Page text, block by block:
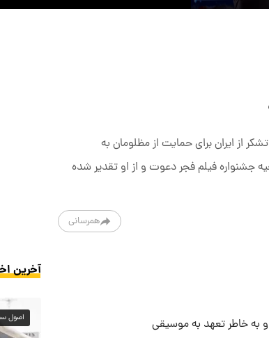
از ایران برای حمایت از مظلومان به
جشنواره فیلم فجر دعوت و از او تقدیر شده
همرسانی
از او به خاطر تعهد به موسیقی
آخرین
اصول